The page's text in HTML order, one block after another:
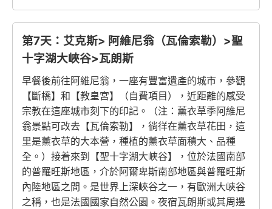
第7天：艾克斯> 阿維尼翁（瓦倫索勒）>聖
十字湖大峽谷>瓦朗斯
早餐後前往阿維尼翁，一座有豐富遺產的城市，參觀
【斷橋】和【教皇宮】（自費項目），近距離的感受
宗教在這座城市刻下的印記。（注：薰衣草季阿維尼
翁景點可改去【瓦倫索勒】，徜徉在薰衣草花田，這
里是薰衣草的大本營，種植的薰衣草面積大、品種
全。）接着來到【聖十字湖大峽谷】，位於法國南部
的普羅旺斯地區，介於阿爾卑斯南部地區與普羅旺斯
內陸地區之間。是世界上深峽谷之一，有歐洲大峽谷
之稱，也是法國國家自然公園。夜宿瓦朗斯或其周邊